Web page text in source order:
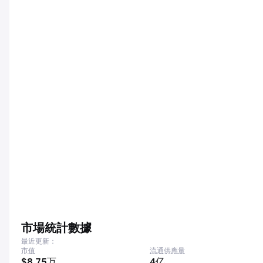
市場統計數據
最近更新：
市值
流通供應量